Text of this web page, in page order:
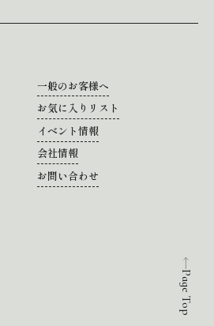
Page Top
一般のお客様へ
お気に入りリスト
イベント情報
会社情報
お問い合わせ